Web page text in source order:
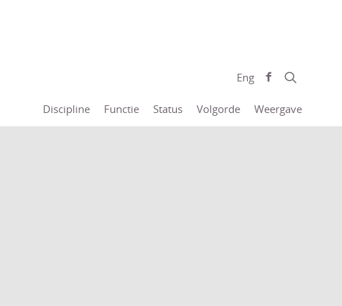
Eng
Discipline Functie Status Volgorde Weergave